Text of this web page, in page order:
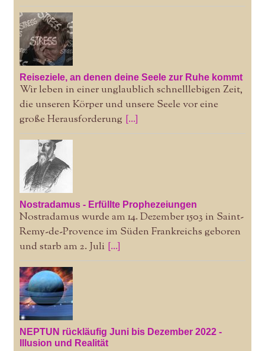
Reiseziele, an denen deine Seele zur Ruhe kommt
Wir leben in einer unglaublich schnelllebigen Zeit,
die unseren Körper und unsere Seele vor eine
große Herausforderung [...]
Nostradamus - Erfüllte Prophezeiungen
Nostradamus wurde am 14. Dezember 1503 in Saint-
Remy-de-Provence im Süden Frankreichs geboren
und starb am 2. Juli [...]
NEPTUN rückläufig Juni bis Dezember 2022 -
Illusion und Realität